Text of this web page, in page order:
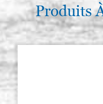
Produits